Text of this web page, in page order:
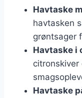
Havtaske
havtasken
grøntsager
Havtaske i
Havtaske